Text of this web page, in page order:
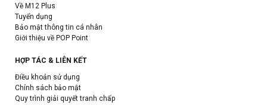
Về M12 Plus
Tuyển dụng
Bảo mật thông tin cá nhân
Giới thiệu về POP Point
HỢP TÁC & LIÊN KẾT
Điều khoản sử dụng
Chính sách bảo mật
Quy trình giải quyết tranh chấp